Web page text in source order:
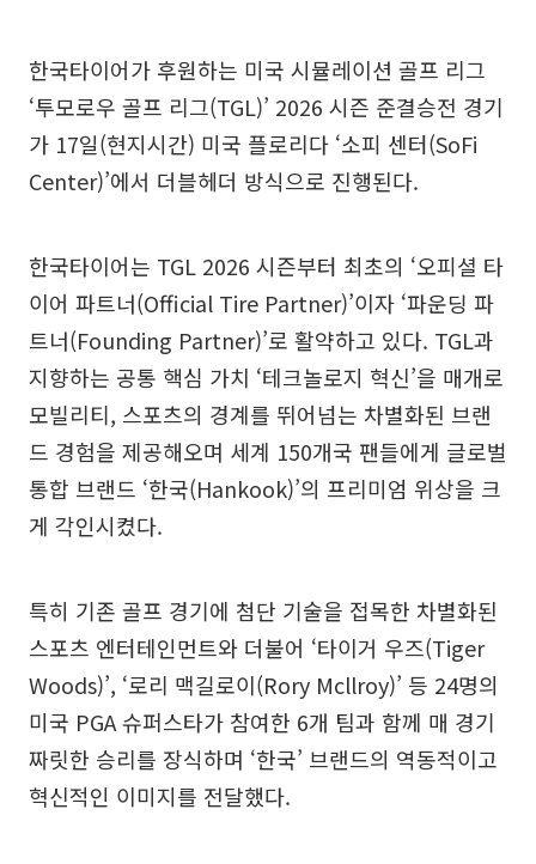
한국타이어가 후원하는 미국 시뮬레이션 골프 리그
‘투모로우 골프 리그(TGL)’ 2026 시즌 준결승전 경기
가 17일(현지시간) 미국 플로리다 ‘소피 센터(SoFi
Center)’에서 더블헤더 방식으로 진행된다.
한국타이어는 TGL 2026 시즌부터 최초의 ‘오피셜 타
이어 파트너(Official Tire Partner)’이자 ‘파운딩 파
트너(Founding Partner)’로 활약하고 있다. TGL과
지향하는 공통 핵심 가치 ‘테크놀로지 혁신’을 매개로
모빌리티, 스포츠의 경계를 뛰어넘는 차별화된 브랜
드 경험을 제공해오며 세계 150개국 팬들에게 글로벌
통합 브랜드 ‘한국(Hankook)’의 프리미엄 위상을 크
게 각인시켰다.
특히 기존 골프 경기에 첨단 기술을 접목한 차별화된
스포츠 엔터테인먼트와 더불어 ‘타이거 우즈(Tiger
Woods)’, ‘로리 맥길로이(Rory Mcllroy)’ 등 24명의
미국 PGA 슈퍼스타가 참여한 6개 팀과 함께 매 경기
짜릿한 승리를 장식하며 ‘한국’ 브랜드의 역동적이고
혁신적인 이미지를 전달했다.